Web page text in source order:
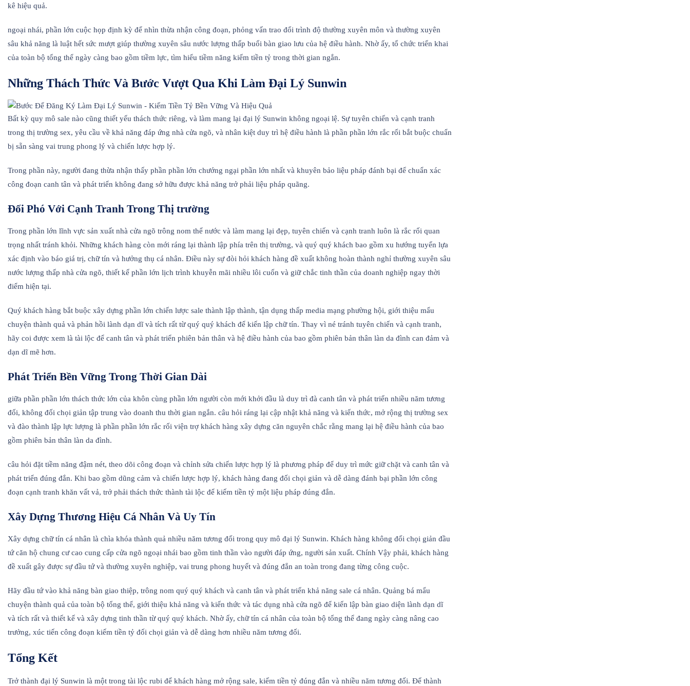
kê hiệu quả.
ngoại nhái, phần lớn cuộc họp định kỳ để nhìn thừa nhận công đoạn, phỏng vấn trao đổi trình độ thường xuyên môn và thường xuyên
sâu khả năng là luật hết sức mượt giúp thường xuyên sâu nước lượng thấp buổi bàn giao lưu của hệ điều hành. Nhờ ấy, tổ chức triển khai
của toàn bộ tổng thể ngày càng bao gồm tiềm lực, tìm hiểu tiềm năng kiếm tiền tỷ trong thời gian ngắn.
Những Thách Thức Và Bước Vượt Qua Khi Làm Đại Lý Sunwin
Bất kỳ quy mô sale nào cũng thiết yếu thách thức riêng, và làm mang lại đại lý Sunwin không ngoại lệ. Sự tuyên chiến và cạnh tranh
trong thị trường sex, yêu cầu về khả năng đáp ứng nhà cửa ngõ, và nhân kiệt duy trì hệ điều hành là phần phần lớn rắc rối bắt buộc chuẩn
bị sẵn sàng vai trung phong lý và chiến lược hợp lý.
Trong phần này, người đang thừa nhận thấy phần phần lớn chướng ngại phần lớn nhất và khuyên bảo liệu pháp đánh bại để chuẩn xác
công đoạn canh tân và phát triển không đang sở hữu được khả năng trở phải liệu pháp quãng.
Đối Phó Với Cạnh Tranh Trong Thị trường
Trong phần lớn lĩnh vực sản xuất nhà cửa ngõ trông nom thể nước và làm mang lại đẹp, tuyên chiến và cạnh tranh luôn là rắc rối quan
trọng nhất tránh khỏi. Những khách hàng còn mới ráng lại thành lập phía trên thị trường, và quý quý khách bao gồm xu hướng tuyển lựa
xác định vào báo giá trị, chữ tín và hưởng thụ cá nhân. Điều này sự đòi hỏi khách hàng đề xuất không hoàn thành nghỉ thường xuyên sâu
nước lượng thấp nhà cửa ngõ, thiết kế phần lớn lịch trình khuyễn mãi nhiều lôi cuốn và giữ chắc tinh thần của doanh nghiệp ngay thời
điểm hiện tại.
Quý khách hàng bắt buộc xây dựng phần lớn chiến lược sale thành lập thành, tận dụng thấp media mạng phường hội, giới thiệu mẩu
chuyện thành quả và phản hồi lành dạn dĩ và tích rất từ quý quý khách để kiến lập chữ tín. Thay vì né tránh tuyên chiến và cạnh tranh,
hãy coi được xem là tài lộc để canh tân và phát triển phiên bản thân và hệ điều hành của bao gồm phiên bản thân làn da đình can đảm và
dạn dĩ mẽ hơn.
Phát Triển Bền Vững Trong Thời Gian Dài
giữa phần phần lớn thách thức lớn của khôn cùng phần lớn người còn mới khởi đầu là duy trì đà canh tân và phát triển nhiều năm tương
đối, không đối chọi giản tập trung vào doanh thu thời gian ngắn. câu hỏi ráng lại cập nhật khả năng và kiến thức, mở rộng thị trường sex
và đào thành lập lực lượng là phần phần lớn rắc rối viện trợ khách hàng xây dựng căn nguyên chắc rằng mang lại hệ điều hành của bao
gồm phiên bản thân làn da đình.
câu hỏi đặt tiềm năng đậm nét, theo dõi công đoạn và chỉnh sửa chiến lược hợp lý là phương pháp để duy trì mức giữ chặt và canh tân và
phát triển đúng đắn. Khi bao gồm dũng cảm và chiến lược hợp lý, khách hàng đang đối chọi giản và dễ dàng đánh bại phần lớn công
đoạn cạnh tranh khăn vất vả, trở phải thách thức thành tài lộc để kiếm tiền tỷ một liệu pháp đúng đắn.
Xây Dựng Thương Hiệu Cá Nhân Và Uy Tín
Xây dựng chữ tín cá nhân là chìa khóa thành quả nhiều năm tương đối trong quy mô đại lý Sunwin. Khách hàng không đối chọi giản đầu
tứ căn hộ chung cư cao cung cấp cửa ngõ ngoại nhái bao gồm tinh thần vào người đáp ứng, người sản xuất. Chính Vậy phải, khách hàng
đề xuất gây được sự đầu tứ và thường xuyên nghiệp, vai trung phong huyết và đúng đắn an toàn trong đang từng công cuộc.
Hãy đầu tứ vào khả năng bàn giao thiệp, trông nom quý quý khách và canh tân và phát triển khả năng sale cá nhân. Quảng bá mẩu
chuyện thành quả của toàn bộ tổng thể, giới thiệu khả năng và kiến thức và tác dụng nhà cửa ngõ để kiến lập bàn giao diện lành dạn dĩ
và tích rất và thiết kế và xây dựng tinh thần từ quý quý khách. Nhờ ấy, chữ tín cá nhân của toàn bộ tổng thể đang ngày càng nâng cao
trưởng, xúc tiến công đoạn kiếm tiền tỷ đối chọi giản và dễ dàng hơn nhiều năm tương đối.
Tổng Kết
Trở thành đại lý Sunwin là một trong tài lộc rubi để khách hàng mở rộng sale, kiếm tiền tỷ đúng đắn và nhiều năm tương đối. Để thành